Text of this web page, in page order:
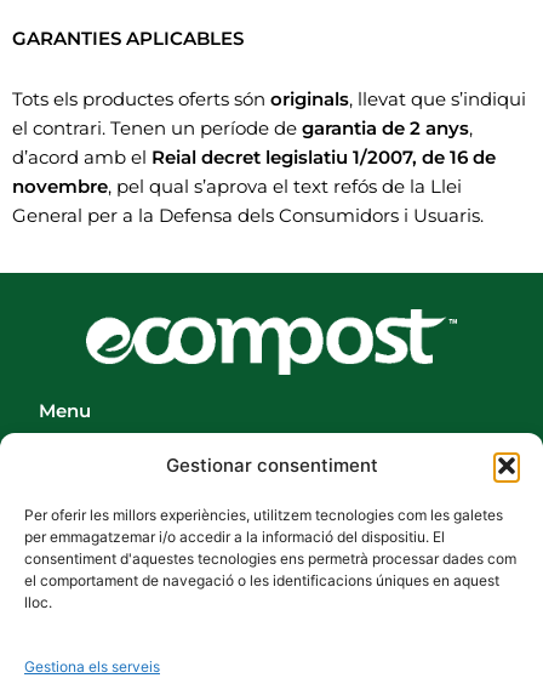
Gestionar consentiment
Per oferir les millors experiències, utilitzem tecnologies com les galetes
per emmagatzemar i/o accedir a la informació del dispositiu. El
consentiment d'aquestes tecnologies ens permetrà processar dades com
el comportament de navegació o les identificacions úniques en aquest
lloc.
Gestiona els serveis
GARANTIES APLICABLES
Tots els productes oferts són originals, llevat que s’indiqui
el contrari. Tenen un període de garantia de 2 anys,
d’acord amb el Reial decret legislatiu 1/2007, de 16 de
novembre, pel qual s’aprova el text refós de la Llei
General per a la Defensa dels Consumidors i Usuaris.
Menu
Productes
Casos d’èxit